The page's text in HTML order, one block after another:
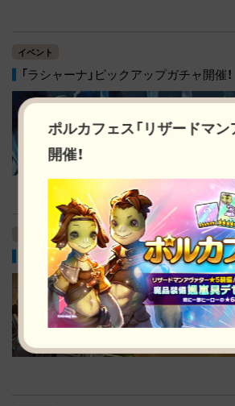
イベント
「ラシャーナ」ピックアップガチャ開催！
イベント
「ボロディン」確定！！ステップアップガ
ポルカフェス「リザードマン
開催！